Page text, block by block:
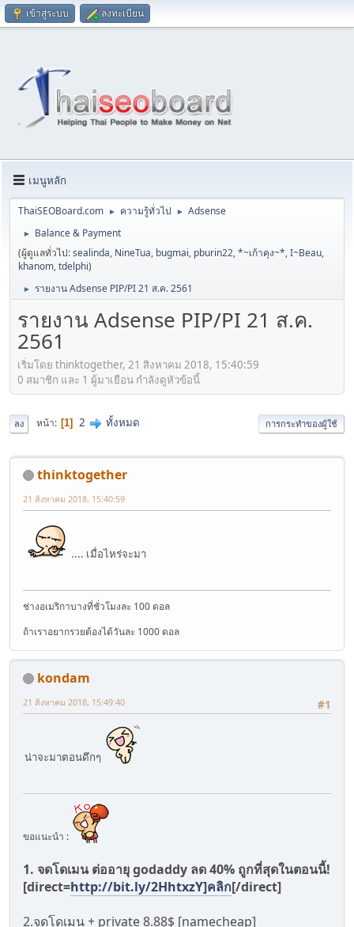
เข้าสู่ระบบ ลงทะเบียน
เมนูหลัก
ThaiSEOBoard.com ► ความรู้ทั่วไป ► Adsense
►
Balance & Payment
(ผู้ดูแลทั่วไป:sealinda, NineTua, bugmai, pburin22,*~เก้าคุง~*,I~Beau,
khanom,tdelphi)
► รายงาน Adsense PIP/PI 21 ส.ค. 2561
รายงาน Adsense PIP/PI 21 ส.ค.
2561
เริ่มโดย thinktogether, 21 สิงหาคม 2018, 15:40:59
0 สมาชิก และ 1 ผู้มาเยือน กำลังดูหัวข้อนี้
ลง หน้า 1 2 ทั้งหมด การกระทำของผู้ใช้
thinktogether
21 สิงหาคม 2018, 15:40:59
.... เมื่อไหร่จะมา
ช่างอเมริกาบางที่ชั่วโมงละ 100 ดอล
ถ้าเราอยากรวยต้องได้วันละ 1000 ดอล
kondam
#1
21 สิงหาคม 2018, 15:49:40
น่าจะมาตอนดึกๆ
ขอแนะนำ :
1. จดโดเมน ต่ออายุ godaddy ลด 40% ถูกที่สุดในตอนนี้!
[direct=http://bit.ly/2HhtxzY]คลิก[/direct]
2.จดโดเมน + private 8.88$ [namecheap]